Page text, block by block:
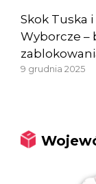
Skok Tuska
Wyborcze –
9 grudnia 2025